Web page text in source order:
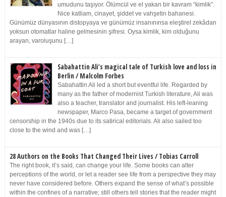
umudunu taşıyor. Ölümcül ve el yakan bir kavram “kimlik”.
Nice katliam, cinayet, şiddet ve vahşetin bahanesi.
Günümüz dünyasının distopyaya ve günümüz insanınınsa eleştirel zekâdan
yoksun otomatlar haline gelmesinin şifresi. Oysa kimlik, kim olduğunu
arayan, varoluşunu […]
Sabahattin Ali’s magical tale of Turkish love and loss in
Berlin / Malcolm Forbes
Sabahattin Ali led a short but eventful life. Regarded by
many as the father of modernist Turkish literature, Ali was
also a teacher, translator and journalist. His left-leaning
newspaper, Marco Pasa, became a target of government
censorship in the 1940s due to its satirical editorials. Ali also sailed too
close to the wind and was […]
28 Authors on the Books That Changed Their Lives / Tobias Carroll
The right book, it’s said, can change your life. Some books can alter
perceptions of the world, or let a reader see life from a perspective they may
never have considered before. Others expand the sense of what’s possible
within the confines of a narrative; still others tell stories that the reader might